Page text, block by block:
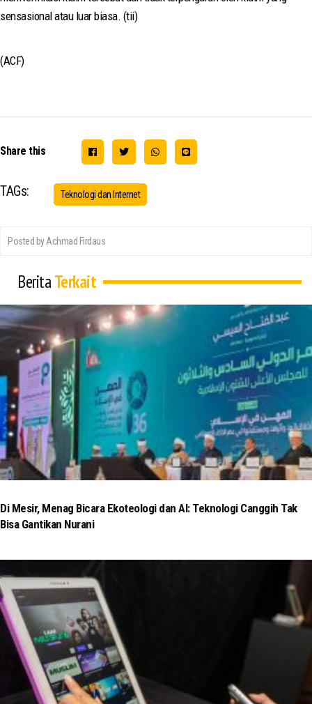
sensasional atau luar biasa. (tii)
(ACF)
Share this
TAGs: Teknologi dan Internet
Posted by Achmad Firdaus
BeritaTerkait
Di Mesir, Menag Bicara Ekoteologi dan AI: Teknologi Canggih Tak
Bisa Gantikan Nurani